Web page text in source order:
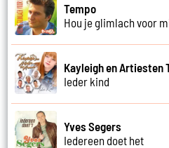
Tempo
Hou je glimlach voor
Kayleigh en Artiesten
Ieder kind
Yves Segers
Iedereen doet het